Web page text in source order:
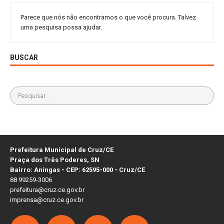
Parece que nós não encontramos o que você procura. Talvez
uma pesquisa possa ajudar.
BUSCAR
Prefeitura Municipal de Cruz/CE
Praça dos Três Poderes, SN
Bairro: Aningas - CEP: 62595-000 - Cruz/CE
88 99259-3006
prefeitura@cruz.ce.gov.br
imprensa@cruz.ce.gov.br